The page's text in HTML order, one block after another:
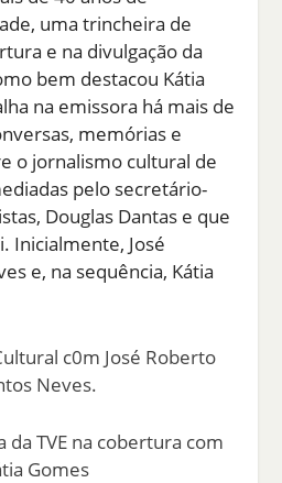
uma trincheira de
e na divulgação da
bem destacou Kátia
na emissora há mais de
memórias e
o jornalismo cultural de
pelo secretário-
Douglas Dantas e que
Inicialmente, José
e, na sequência, Kátia
c0m José Roberto
Neves.
da TVE na cobertura com
Gomes